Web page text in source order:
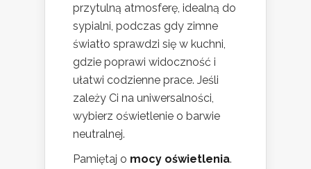
przytulną atmosferę, idealną do
sypialni, podczas gdy zimne
światło sprawdzi się w kuchni,
gdzie poprawi widoczność i
ułatwi codzienne prace. Jeśli
zależy Ci na uniwersalności,
wybierz oświetlenie o barwie
neutralnej.
Pamiętaj o mocy oświetlenia.